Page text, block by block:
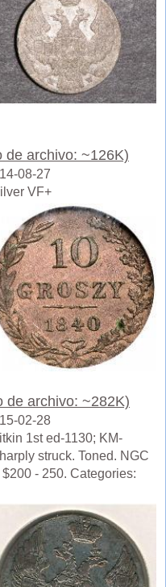
de archivo: ~126K)
08-27
VF+
de archivo: ~282K)
02-28
1st ed-1130; KM-
struck. Toned. NGC
- 250. Categories: